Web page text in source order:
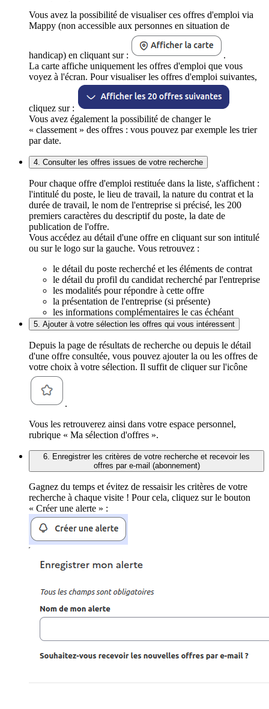
Vous avez la possibilité de visualiser ces offres d'emploi via
Mappy (non accessible aux personnes en situation de
handicap) en cliquant sur :
.
La carte affiche uniquement les offres d'emploi que vous
voyez à l'écran. Pour visualiser les offres d'emploi suivantes,
cliquez sur :
Vous avez également la possibilité de changer le
« classement » des offres : vous pouvez par exemple les trier
par date.
4. Consulter les offres issues de votre recherche
Pour chaque offre d'emploi restituée dans la liste, s'affichent :
l'intitulé du poste, le lieu de travail, la nature du contrat et la
durée de travail, le nom de l'entreprise si précisé, les 200
premiers caractères du descriptif du poste, la date de
publication de l'offre.
Vous accédez au détail d'une offre en cliquant sur son intitulé
ou sur le logo sur la gauche. Vous retrouvez :
le détail du poste recherché et les éléments de contrat
le détail du profil du candidat recherché par l'entreprise
les modalités pour répondre à cette offre
la présentation de l'entreprise (si présente)
les informations complémentaires le cas échéant
5. Ajouter à votre sélection les offres qui vous intéressent
Depuis la page de résultats de recherche ou depuis le détail
d'une offre consultée, vous pouvez ajouter la ou les offres de
votre choix à votre sélection. Il suffit de cliquer sur l'icône
.
Vous les retrouverez ainsi dans votre espace personnel,
rubrique « Ma sélection d'offres ».
6. Enregistrer les critères de votre recherche et recevoir les
offres par e-mail (abonnement)
Gagnez du temps et évitez de ressaisir les critères de votre
recherche à chaque visite ! Pour cela, cliquez sur le bouton
« Créer une alerte » :